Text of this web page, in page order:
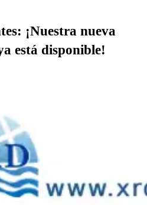
¡Nuestra nueva
está disponible!